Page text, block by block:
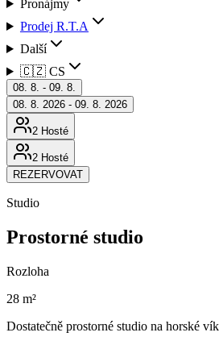
Pronájmy
Prodej R.T.A
Další
🇨🇿 CS
08. 8. - 09. 8.
08. 8. 2026 - 09. 8. 2026
2 Hosté
2 Hosté
REZERVOVAT
Studio
Prostorné studio
Rozloha
28 m²
Dostatečně prostorné studio na horské